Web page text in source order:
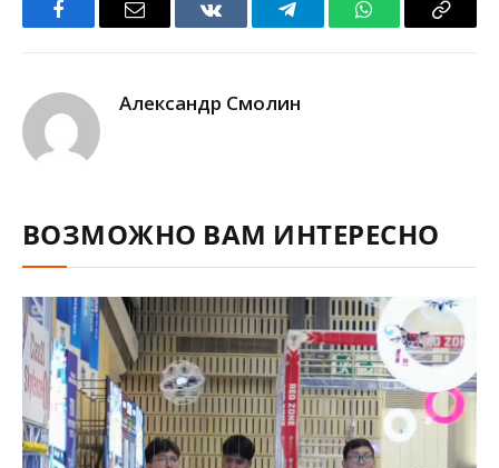
FacebookEmail VKontakteTelegramWhatsAppCopy
Александр Смолин
ВОЗМОЖНО ВАМ ИНТЕРЕСНО